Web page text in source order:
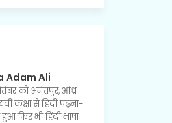
Adam Ali
को अनंतपुर, आंध्र
कक्षा से हिंदी पढ़ना-
फिर भी हिंदी भाषा